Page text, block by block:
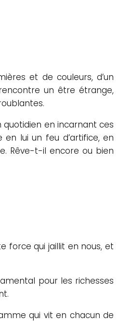
et de couleurs, d’un
un être étrange,
quotidien en incarnant ces
lui un feu d’artifice, en
Rêve-t-il encore ou bien
force qui jaillit en nous, et
pour les richesses
qui vit en chacun de